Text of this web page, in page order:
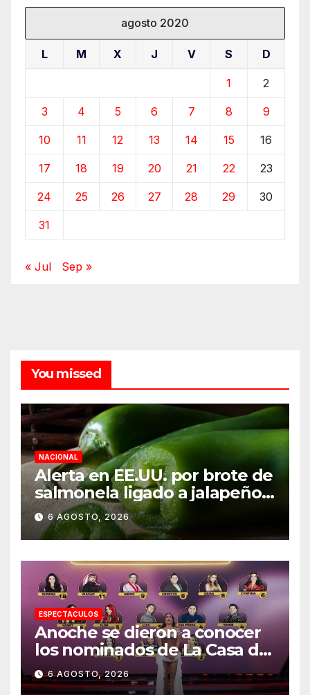
agosto 2020
L M X J V S D
1 2
3 4 5 6 7 8 9
10 11 12 13 14 15 16
17 18 19 20 21 22 23
24 25 26 27 28 29 30
31
« Jul Sep »
You missed
NACIONAL
Alerta en EE.UU. por brote de
salmonela ligado a jalapeños
mexicanos; reportan 345
casos
6 AGOSTO, 2026
ESPECTACULOS
Anoche se dieron a conocer
los nominados de La Casa de
los Famosos México 2026 en
la segunda semana
6 AGOSTO, 2026